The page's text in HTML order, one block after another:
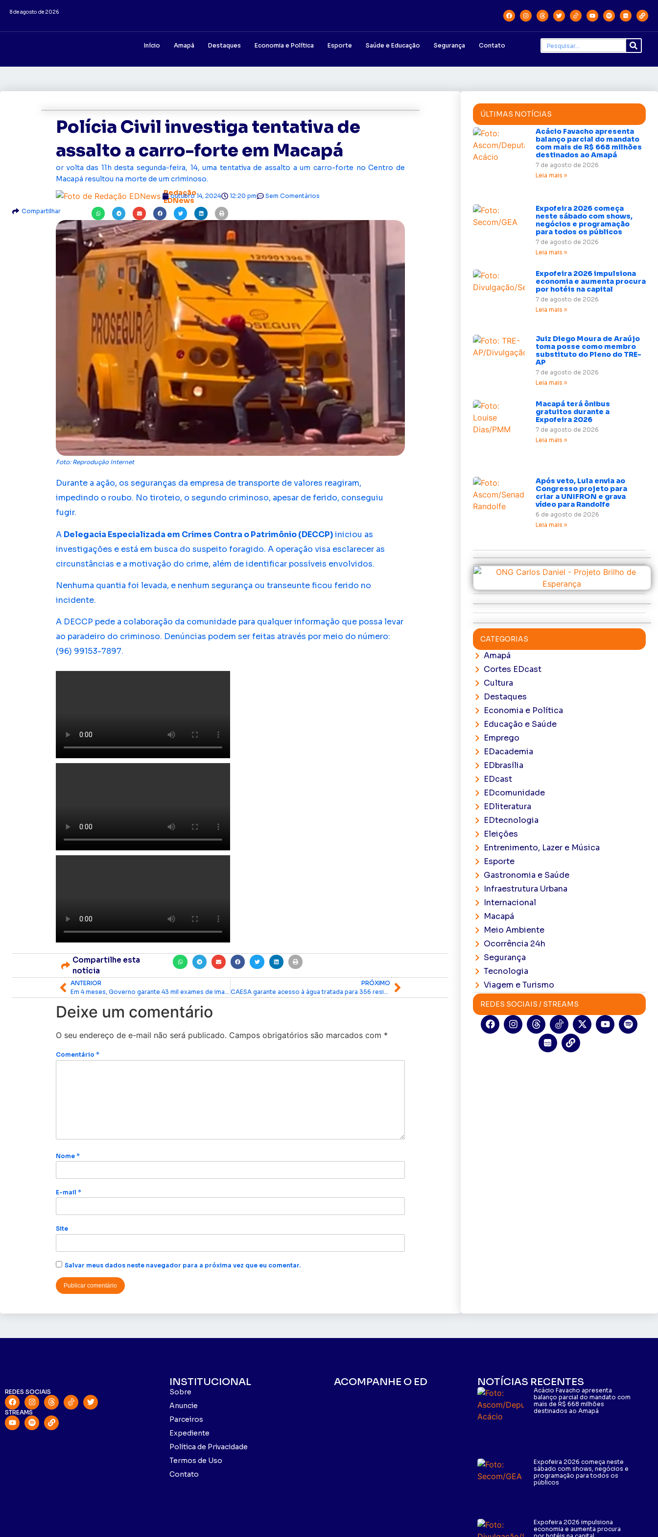
8 de agosto de 2026
Início Amapá Destaques Economia e Política Esporte Saúde e Educação Segurança Contato
Polícia Civil investiga tentativa de
assalto a carro-forte em Macapá
or volta das 11h desta segunda-feira, 14, uma tentativa de assalto a um carro-forte no Centro de
Macapá resultou na morte de um criminoso.
Redação
EDNews
outubro 14, 2024 12:20 pm Sem Comentários
Compartilhar
Foto: Reprodução Internet
Durante a ação, os seguranças da empresa de transporte de valores reagiram,
impedindo o roubo. No tiroteio, o segundo criminoso, apesar de ferido, conseguiu
fugir.
A Delegacia Especializada em Crimes Contra o Patrimônio (DECCP)iniciou as
investigações e está em busca do suspeito foragido. A operação visa esclarecer as
circunstâncias e a motivação do crime, além de identificar possíveis envolvidos.
Nenhuma quantia foi levada, e nenhum segurança ou transeunte ficou ferido no
incidente.
A DECCP pede a colaboração da comunidade para qualquer informação que possa levar
ao paradeiro do criminoso. Denúncias podem ser feitas através por meio do número:
(96) 99153-7897.
Compartilhe esta
notícia
ANTERIOR
Em 4 meses, Governo garante 43 mil exames de imagem a pacientes do HE em Macapá
PRÓXIMO
CAESA garante acesso à água tratada para 356 residências em comunidades ribeirinhas do Amapá
Deixe um comentário
O seu endereço de e-mail não será publicado. Campos obrigatórios são marcados com *
Comentário*
Nome*
E-mail*
Site
Salvar meus dados neste navegador para a próxima vez que eu comentar.
ÚLTIMAS NOTÍCIAS
Acácio Favacho apresenta
balanço parcial do mandato
com mais de R$ 668 milhões
destinados ao Amapá
7 de agosto de 2026
Leia mais »
Expofeira 2026 começa
neste sábado com shows,
negócios e programação
para todos os públicos
7 de agosto de 2026
Leia mais »
Expofeira 2026 impulsiona
economia e aumenta procura
por hotéis na capital
7 de agosto de 2026
Leia mais »
Juiz Diego Moura de Araújo
toma posse como membro
substituto do Pleno do TRE-
AP
7 de agosto de 2026
Leia mais »
Macapá terá ônibus
gratuitos durante a
Expofeira 2026
7 de agosto de 2026
Leia mais »
Após veto, Lula envia ao
Congresso projeto para
criar a UNIFRON e grava
vídeo para Randolfe
6 de agosto de 2026
Leia mais »
CATEGORIAS
Amapá
Cortes EDcast
Cultura
Destaques
Economia e Política
Educação e Saúde
Emprego
EDacademia
EDbrasília
EDcast
EDcomunidade
EDliteratura
EDtecnologia
Eleições
Entrenimento, Lazer e Música
Esporte
Gastronomia e Saúde
Infraestrutura Urbana
Internacional
Macapá
Meio Ambiente
Ocorrência 24h
Segurança
Tecnologia
Viagem e Turismo
REDES SOCIAIS / STREAMS
REDES SOCIAIS
STREAMS
INSTITUCIONAL
Sobre
Anuncie
Parceiros
Expediente
Política de Privacidade
Termos de Uso
Contato
ACOMPANHE O ED NOTÍCIAS RECENTES
Acácio Favacho apresenta
balanço parcial do mandato com
mais de R$ 668 milhões
destinados ao Amapá
Expofeira 2026 começa neste
sábado com shows, negócios e
programação para todos os
públicos
Expofeira 2026 impulsiona
economia e aumenta procura